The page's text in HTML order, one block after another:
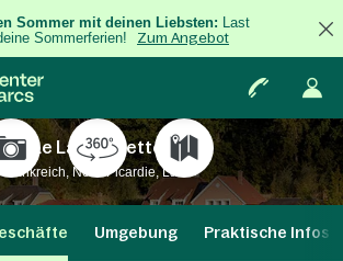
Sommer mit deinen Liebsten: Last
Sommerferien!
Zum Angebot
Le Lac d'Ailette
Frankreich, Nord-Picardie, Laon
Umgebung Praktische Infos